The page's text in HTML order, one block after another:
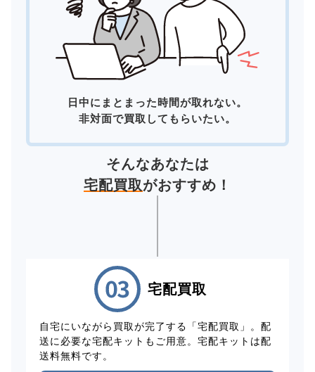
日中にまとまった時間が取れない。
非対面で買取してもらいたい。
そんなあなたは
宅配買取がおすすめ！
宅配買取
自宅にいながら買取が完了する「宅配買取」。配
送に必要な宅配キットもご用意。宅配キットは配
送料無料です。